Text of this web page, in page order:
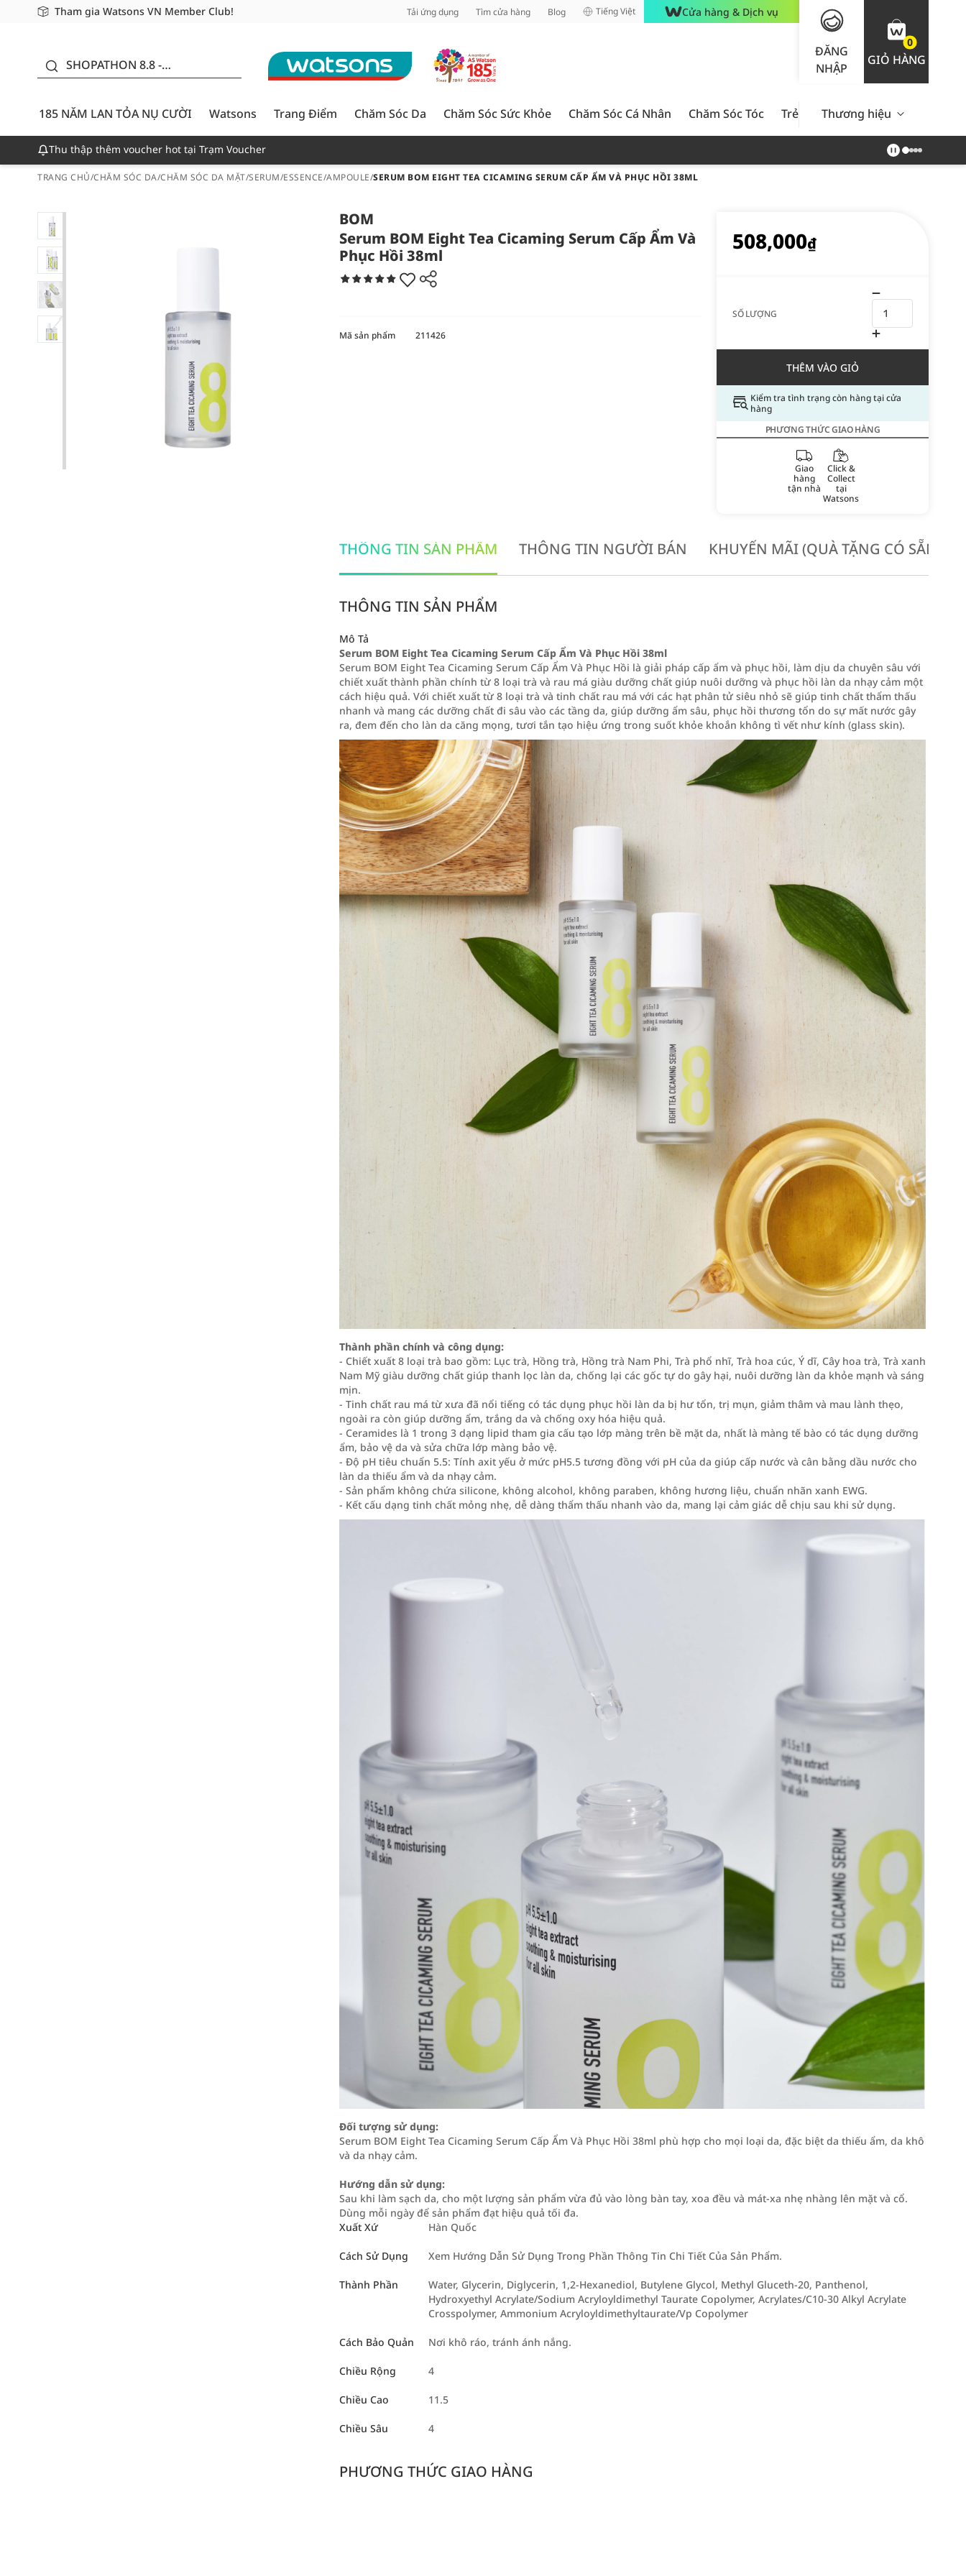
Tham gia Watsons VN Member Club!
Miễn phí giao hàng cho đơn hàng từ 249,000Đ
Giao hàng nhanh 24h - Áp dụng khu vực TP. Hồ Chí Minh Tải ứng dụng Tìm cửa hàng Blog Tiếng Việt Cửa hàng & Dịch vụ
ĐĂNG
NHẬP
0
GIỎ HÀNG
SHOPATHON 8.8 -
CƯỜI - GIẢM ĐẾN
50%
185 NĂM LAN TỎA NỤ CƯỜI
Watsons Trang Điểm Chăm Sóc Da Chăm Sóc Sức Khỏe Chăm Sóc Cá Nhân Chăm Sóc Tóc Trẻ Em Nam Giới Chăm Sóc
Thương hiệu
Thu thập thêm voucher hot tại Trạm Voucher
TRANG CHỦ/CHĂM SÓC DA/CHĂM SÓC DA MẶT/SERUM/ESSENCE/AMPOULE/SERUM BOM EIGHT TEA CICAMING SERUM CẤP ẨM VÀ PHỤC HỒI 38ML
BOM
Serum BOM Eight Tea Cicaming Serum Cấp Ẩm Và
Phục Hồi 38ml
508,000₫
SỐ LƯỢNG
THÊM VÀO GIỎ
Kiểm tra tình trạng còn hàng tại cửa
hàng
PHƯƠNG THỨC GIAO HÀNG
Giao
hàng
tận nhà
Click &
Collect
tại
Watsons
Mã sản phẩm 211426
THÔNG TIN SẢN PHẨM THÔNG TIN NGƯỜI BÁN KHUYẾN MÃI (QUÀ TẶNG CÓ SẴN
THÔNG TIN SẢN PHẨM
Mô Tả
Serum BOM Eight Tea Cicaming Serum Cấp Ẩm Và Phục Hồi 38ml
Serum BOM Eight Tea Cicaming Serum Cấp Ẩm Và Phục Hồi là giải pháp cấp ẩm và phục hồi, làm dịu da chuyên sâu với
chiết xuất thành phần chính từ 8 loại trà và rau má giàu dưỡng chất giúp nuôi dưỡng và phục hồi làn da nhạy cảm một
cách hiệu quả. Với chiết xuất từ 8 loại trà và tinh chất rau má với các hạt phân tử siêu nhỏ sẽ giúp tinh chất thẩm thấu
nhanh và mang các dưỡng chất đi sâu vào các tầng da, giúp dưỡng ẩm sâu, phục hồi thương tổn do sự mất nước gây
ra, đem đến cho làn da căng mọng, tươi tắn tạo hiệu ứng trong suốt khỏe khoắn không tì vết như kính (glass skin).
Thành phần chính và công dụng:
- Chiết xuất 8 loại trà bao gồm: Lục trà, Hồng trà, Hồng trà Nam Phi, Trà phổ nhĩ, Trà hoa cúc, Ý dĩ, Cây hoa trà, Trà xanh
Nam Mỹ giàu dưỡng chất giúp thanh lọc làn da, chống lại các gốc tự do gây hại, nuôi dưỡng làn da khỏe mạnh và sáng
mịn.
- Tinh chất rau má từ xưa đã nổi tiếng có tác dụng phục hồi làn da bị hư tổn, trị mụn, giảm thâm và mau lành thẹo,
ngoài ra còn giúp dưỡng ẩm, trắng da và chống oxy hóa hiệu quả.
- Ceramides là 1 trong 3 dạng lipid tham gia cấu tạo lớp màng trên bề mặt da, nhất là màng tế bào có tác dụng dưỡng
ẩm, bảo vệ da và sửa chữa lớp màng bảo vệ.
- Độ pH tiêu chuẩn 5.5: Tính axit yếu ở mức pH5.5 tương đồng với pH của da giúp cấp nước và cân bằng dầu nước cho
làn da thiếu ẩm và da nhạy cảm.
- Sản phẩm không chứa silicone, không alcohol, không paraben, không hương liệu, chuẩn nhãn xanh EWG.
- Kết cấu dạng tinh chất mỏng nhẹ, dễ dàng thẩm thấu nhanh vào da, mang lại cảm giác dễ chịu sau khi sử dụng.
Đối tượng sử dụng:
Serum BOM Eight Tea Cicaming Serum Cấp Ẩm Và Phục Hồi 38ml phù hợp cho mọi loại da, đặc biệt da thiếu ẩm, da khô
và da nhạy cảm.
Hướng dẫn sử dụng:
Sau khi làm sạch da, cho một lượng sản phẩm vừa đủ vào lòng bàn tay, xoa đều và mát-xa nhẹ nhàng lên mặt và cổ.
Dùng mỗi ngày để sản phẩm đạt hiệu quả tối đa.
Xuất Xứ
Hàn Quốc
Cách Sử Dụng Xem Hướng Dẫn Sử Dụng Trong Phần Thông Tin Chi Tiết Của Sản Phẩm.
Thành Phần
Water, Glycerin, Diglycerin, 1,2-Hexanediol, Butylene Glycol, Methyl Gluceth-20, Panthenol,
Hydroxyethyl Acrylate/Sodium Acryloyldimethyl Taurate Copolymer, Acrylates/C10-30 Alkyl Acrylate
Crosspolymer, Ammonium Acryloyldimethyltaurate/Vp Copolymer
Cách Bảo Quản Nơi khô ráo, tránh ánh nắng.
Chiều Rộng 4
Chiều Cao 11.5
Chiều Sâu 4
PHƯƠNG THỨC GIAO HÀNG